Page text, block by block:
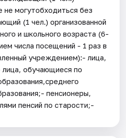
могутобходиться без
(1 чел.) организованной
и школьного возраста (6-
числа посещений - 1 раз в
учреждением):- лица,
обучающиеся по
пенсионеры,
пенсий по старости;-